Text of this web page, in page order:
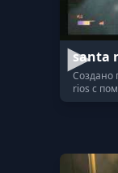
santa
Создано
rios с